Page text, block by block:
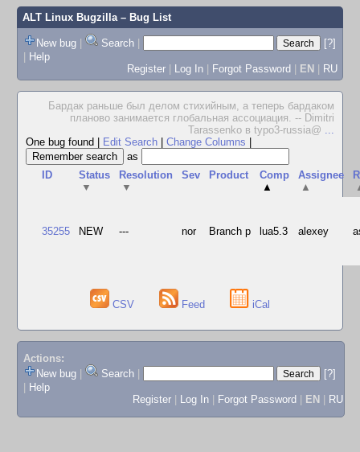
ALT Linux Bugzilla– Bug List
New bug | Search |
[?]
| Help
Register | Log In | Forgot Password | EN | RU
Бардак раньше был делом стихийным, а теперь бардаком
планово занимается глобальная ассоциация. -- Dimitri
Tarassenko в typo3-russia@ ...
One bug found
Edit Search Change Columns
as
ID
Status
▼
Resolution
▼
Sev Product
Comp
▲
Assignee
▲
35255 NEW --- nor Branch p lua5.3 alexey
CSV Feed iCal
Actions:
New bug
Search
[?]
Help
Register
Log In Forgot Password EN RU